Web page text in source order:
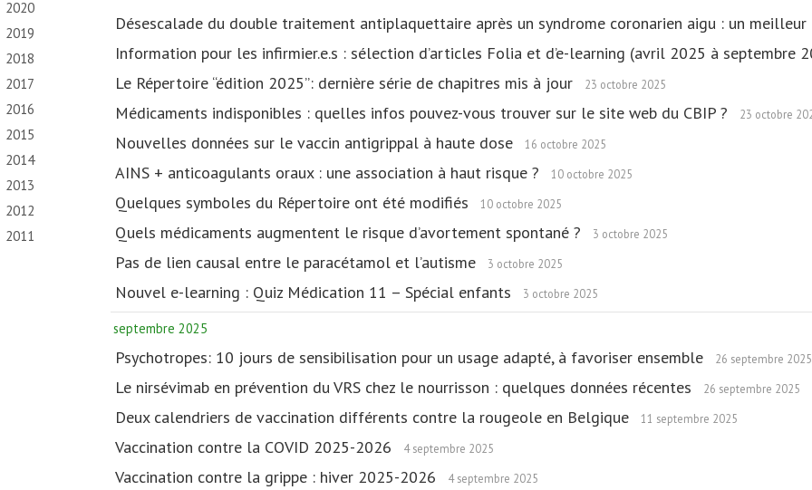
2020
2019
2018
2017
2016
2015
2014
2013
2012
2011
Désescalade du double traitement antiplaquettaire après un syndrome coronarien aigu : un
Information pour les infirmier.e.s : sélection d’articles Folia et d’e-learning (avril 2025 à septembre
Le Répertoire “édition 2025”: dernière série de chapitres mis à jour
23 octobre 2025
Médicaments indisponibles : quelles infos pouvez-vous trouver sur le site web du CBIP ? 23 octobre
Nouvelles données sur le vaccin antigrippal à haute dose 16 octobre 2025
AINS + anticoagulants oraux : une association à haut risque ? 10 octobre 2025
Quelques symboles du Répertoire ont été modifiés 10 octobre 2025
Quels médicaments augmentent le risque d’avortement spontané ? 3 octobre 2025
Pas de lien causal entre le paracétamol et l’autisme 3 octobre 2025
Nouvel e-learning : Quiz Médication 11 – Spécial enfants 3 octobre 2025
septembre 2025
Psychotropes: 10 jours de sensibilisation pour un usage adapté, à favoriser ensemble 26 septembre 2025
Le nirsévimab en prévention du VRS chez le nourrisson : quelques données récentes 26 septembre 2025
Deux calendriers de vaccination différents contre la rougeole en Belgique 11 septembre 2025
Vaccination contre la COVID 2025-2026 4 septembre 2025
Vaccination contre la grippe : hiver 2025-2026 4 septembre 2025